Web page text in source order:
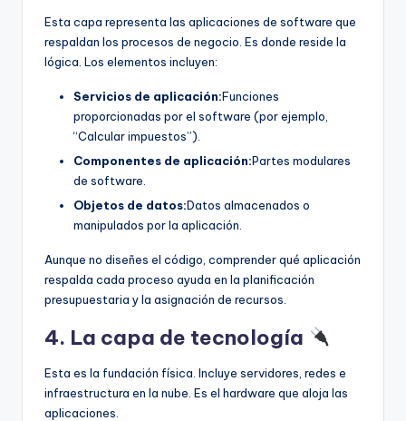
Esta capa representa las aplicaciones de software que
respaldan los procesos de negocio. Es donde reside la
lógica. Los elementos incluyen:
Servicios de aplicación:Funciones
proporcionadas por el software (por ejemplo,
“Calcular impuestos”).
Componentes de aplicación:Partes modulares
de software.
Objetos de datos:Datos almacenados o
manipulados por la aplicación.
Aunque no diseñes el código, comprender qué aplicación
respalda cada proceso ayuda en la planificación
presupuestaria y la asignación de recursos.
4. La capa de tecnología
Esta es la fundación física. Incluye servidores, redes e
infraestructura en la nube. Es el hardware que aloja las
aplicaciones.